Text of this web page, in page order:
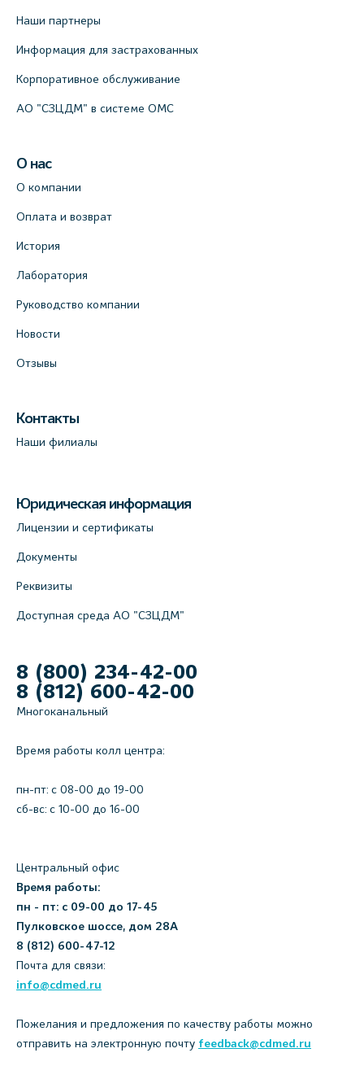
Наши партнеры
Информация для застрахованных
Корпоративное обслуживание
АО "СЗЦДМ" в системе ОМС
О нас
О компании
Оплата и возврат
История
Лаборатория
Руководство компании
Новости
Отзывы
Контакты
Наши филиалы
Юридическая информация
Лицензии и сертификаты
Документы
Реквизиты
Доступная среда АО "СЗЦДМ"
8 (800) 234-42-00
8 (812) 600-42-00
Многоканальный
Время работы колл центра:
пн-пт: c 08-00 до 19-00
сб-вс: с 10-00 до 16-00
Центральный офис
Время работы:
пн - пт: с 09-00 до 17-45
Пулковское шоссе, дом 28А
8 (812) 600-47-12
Почта для связи:
info@cdmed.ru
Пожелания и предложения по качеству работы можно
отправить на электронную почту feedback@cdmed.ru